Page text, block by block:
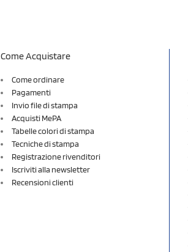
Come Acquistare
Come ordinare
Pagamenti
Invio file di stampa
Acquisti MePA
Tabelle colori di stampa
Tecniche di stampa
Registrazione rivenditori
Iscriviti alla newsletter
Recensioni clienti